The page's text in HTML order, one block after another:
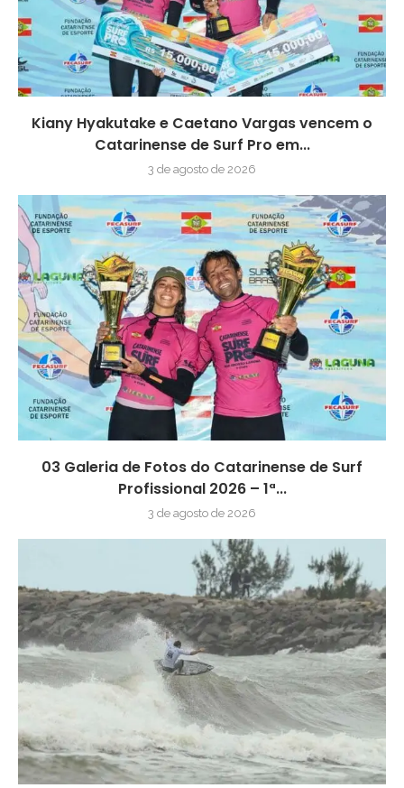
Kiany Hyakutake e Caetano Vargas vencem o
Catarinense de Surf Pro em...
3 de agosto de 2026
03 Galeria de Fotos do Catarinense de Surf
Profissional 2026 – 1ª...
3 de agosto de 2026